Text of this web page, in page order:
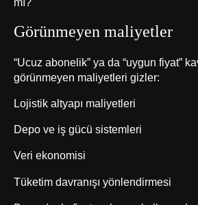
Görünmeyen maliyetler
“Ucuz abonelik” ya da “uygun fiyat”
görünmeyen maliyetleri gizler:
Lojistik altyapı maliyetleri
Depo ve iş gücü sistemleri
Veri ekonomisi
Tüketim davranışı yönlendirmesi